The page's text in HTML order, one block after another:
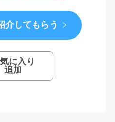
介してもらう
に入り
追加